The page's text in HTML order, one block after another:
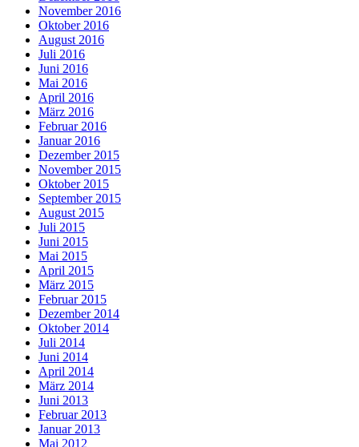
November 2016
Oktober 2016
August 2016
Juli 2016
Juni 2016
Mai 2016
April 2016
März 2016
Februar 2016
Januar 2016
Dezember 2015
November 2015
Oktober 2015
September 2015
August 2015
Juli 2015
Juni 2015
Mai 2015
April 2015
März 2015
Februar 2015
Dezember 2014
Oktober 2014
Juli 2014
Juni 2014
April 2014
März 2014
Juni 2013
Februar 2013
Januar 2013
Mai 2012